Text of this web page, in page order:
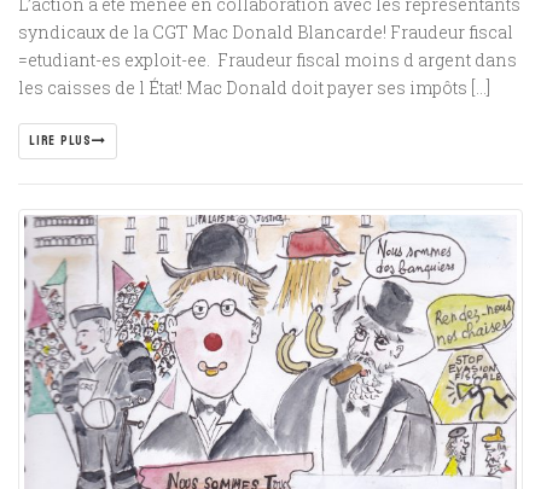
syndicaux de la CGT Mac Donald Blancarde! Fraudeur fiscal
=etudiant-es exploit-ee. Fraudeur fiscal moins d argent dans
les caisses de l État! Mac Donald doit payer ses impôts […]
LIRE PLUS